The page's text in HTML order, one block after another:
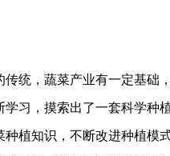
统，蔬菜产业有一定基础
习，摸索出了一套科学
植知识，不断改进种植模